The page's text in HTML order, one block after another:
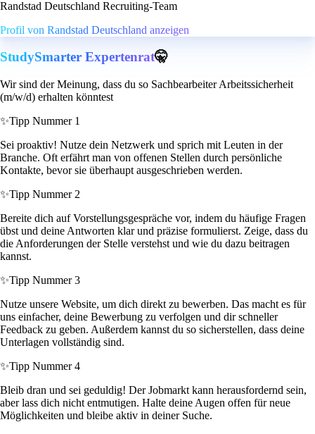
Randstad Deutschland Recruiting-Team
Profil von Randstad Deutschland anzeigen
StudySmarter Expertenrat🤫
Wir sind der Meinung, dass du so Sachbearbeiter Arbeitssicherheit
(m/w/d) erhalten könntest
✨Tipp Nummer 1
Sei proaktiv! Nutze dein Netzwerk und sprich mit Leuten in der
Branche. Oft erfährt man von offenen Stellen durch persönliche
Kontakte, bevor sie überhaupt ausgeschrieben werden.
✨Tipp Nummer 2
Bereite dich auf Vorstellungsgespräche vor, indem du häufige Fragen
übst und deine Antworten klar und präzise formulierst. Zeige, dass du
die Anforderungen der Stelle verstehst und wie du dazu beitragen
kannst.
✨Tipp Nummer 3
Nutze unsere Website, um dich direkt zu bewerben. Das macht es für
uns einfacher, deine Bewerbung zu verfolgen und dir schneller
Feedback zu geben. Außerdem kannst du so sicherstellen, dass deine
Unterlagen vollständig sind.
✨Tipp Nummer 4
Bleib dran und sei geduldig! Der Jobmarkt kann herausfordernd sein,
aber lass dich nicht entmutigen. Halte deine Augen offen für neue
Möglichkeiten und bleibe aktiv in deiner Suche.